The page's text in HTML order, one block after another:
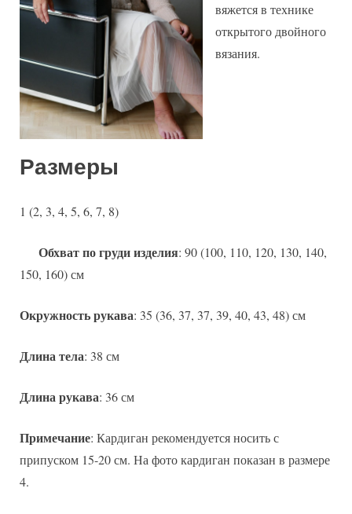
вяжется в технике
открытого двойного
вязания.
Размеры
1 (2, 3, 4, 5, 6, 7, 8)
Обхват по груди изделия: 90 (100, 110, 120, 130, 140,
150, 160) см
Окружность рукава: 35 (36, 37, 37, 39, 40, 43, 48) см
Длина тела: 38 см
Длина рукава: 36 см
Примечание: Кардиган рекомендуется носить с
припуском 15-20 см. На фото кардиган показан в размере
4.